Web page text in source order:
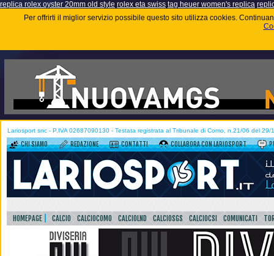
replica rolex oyster 20mm old style rolex eta swiss tag heuer women's replica
Per offrirti il miglior servizio possibile questo sito utilizza cookies.
Lariosport snc - P.IVA 02687090130 - Testata registrata al Tribunale di Como, n.21/06 del 29/
CHI SIAMO REDAZIONE CONTATTI COLLABORA CON LARIOSPORT
HOMEPAGE CALCIO CALCIOCOMO CALCIOLND CALCIOSGS CALCIOCSI COMUNICATI